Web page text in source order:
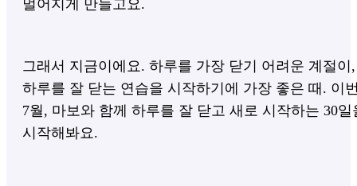
멀어지게 만들고요.
그래서 지금이에요. 하루를 가장 닫기 어려운 계절이,
하루를 잘 닫는 연습을 시작하기에 가장 좋은 때. 이
7월, 마보와 함께 하루를 잘 닫고 새로 시작하는 30일
시작해봐요.